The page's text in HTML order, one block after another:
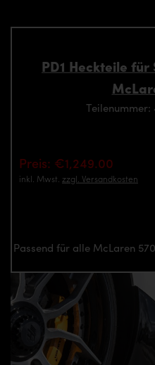
PD1 Heckteile
Teilenummer:
Preis: €1,249.00
inkl. Mwst. zzgl. Versandkosten
Passend für alle McLaren